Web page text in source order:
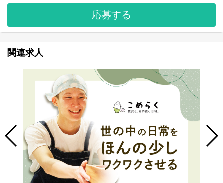
応募する
関連求人